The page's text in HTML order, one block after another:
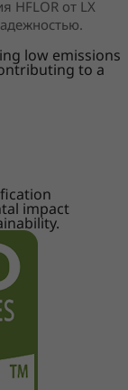
HFLOR от LX
low emissions
to a
impact